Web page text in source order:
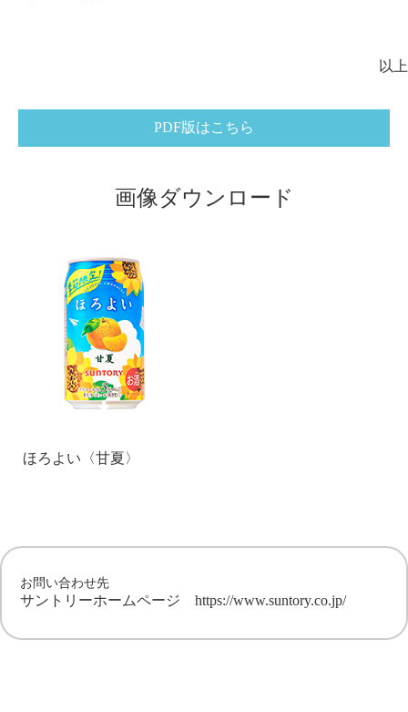
以上
PDF版はこちら
画像ダウンロード
ほろよい〈甘夏〉
お問い合わせ先
サントリーホームページ https://www.suntory.co.jp/